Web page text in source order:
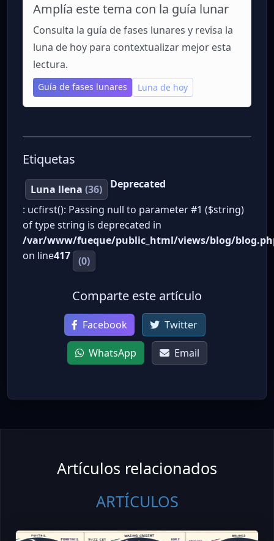
Amplía este tema con la guía lunar
Consulta la guía de fases lunares y revisa la
luna de hoy para contextualizar mejor esta
lectura.
Guía de fases lunares Luna de hoy
Etiquetas
Luna llena (36)
Deprecated
: ucfirst(): Passing null to parameter #1 ($string)
of type string is deprecated in
/var/www/fueque/public_html/views/blog/
on line417 (0)
Comparte este artículo
Facebook Twitter
WhatsApp Email
Artículos relacionados
ARTÍCULOS